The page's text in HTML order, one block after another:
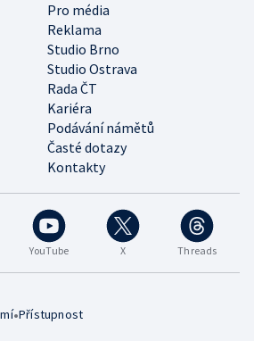
Pro média
Reklama
Studio Brno
Studio Ostrava
Rada ČT
Kariéra
Podávání námětů
Časté dotazy
Kontakty
YouTube X Threads
•Přístupnost